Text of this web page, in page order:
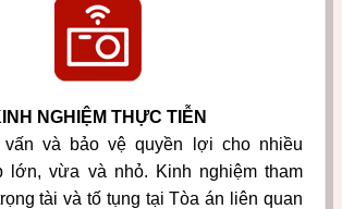
NGHIỆM THỰC TIỄN
và bảo vệ quyền lợi cho nhiều
lớn, vừa và nhỏ. Kinh nghiệm tham
tài và tố tụng tại Tòa án liên quan